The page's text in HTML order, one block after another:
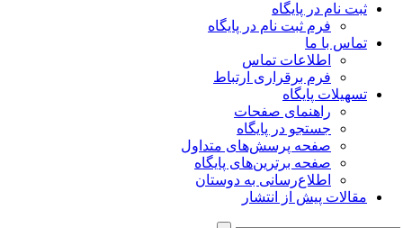
ثبت نام در پایگاه
فرم ثبت نام در پایگاه
تماس با ما
اطلاعات تماس
فرم برقراری ارتباط
تسهیلات پایگاه
راهنمای صفحات
جستجو در پایگاه
صفحه پرسش‌های متداول
صفحه برترین‌های پایگاه
اطلاع‌رسانی به دوستان
مقالات پیش از انتشار